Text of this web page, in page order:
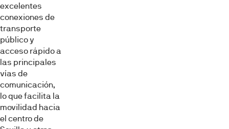
excelentes
conexiones de
transporte
público y
acceso rápido a
las principales
vías de
comunicación,
lo que facilita la
movilidad hacia
el centro de